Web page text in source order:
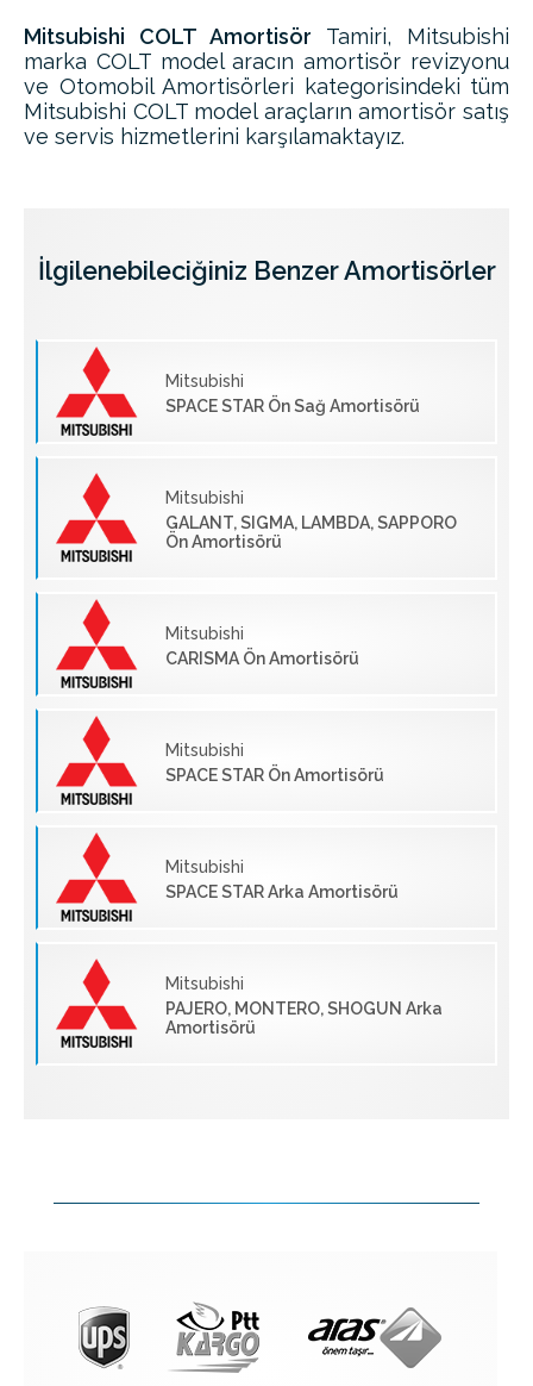
Mitsubishi COLT Amortisör Tamiri, Mitsubishi
marka COLT model aracın amortisör revizyonu
ve Otomobil Amortisörleri kategorisindeki tüm
Mitsubishi COLT model araçların amortisör satış
ve servis hizmetlerini karşılamaktayız.
İlgilenebileciğiniz Benzer Amortisörler
Mitsubishi
SPACE STAR Ön Sağ Amortisörü
Mitsubishi
GALANT, SIGMA, LAMBDA, SAPPORO
Ön Amortisörü
Mitsubishi
CARISMA Ön Amortisörü
Mitsubishi
SPACE STAR Ön Amortisörü
Mitsubishi
SPACE STAR Arka Amortisörü
Mitsubishi
PAJERO, MONTERO, SHOGUN Arka
Amortisörü